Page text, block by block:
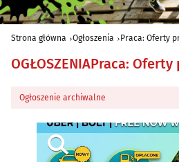
Strona główna Ogłoszenia Praca: Oferty
OGŁOSZENIAPraca: Oferty
Ogłoszenie archiwalne